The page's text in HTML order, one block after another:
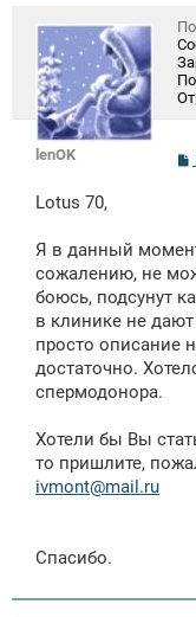
lenOK
Lotus 70,
Я в данный
сожалению, не
боюсь, подсунут
в клинике не
просто описание
достаточно.
спермодонора.
Хотели бы Вы
то пришлите,
ivmont@mail.ru
Спасибо.